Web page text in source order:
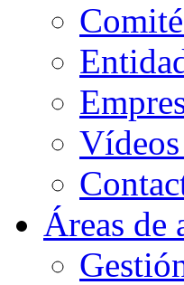
Áreas de